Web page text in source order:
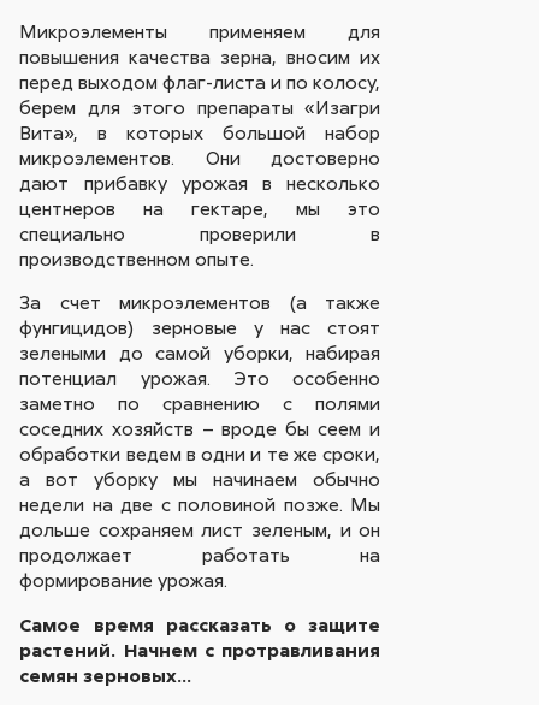
Микроэлементы применяем для
повышения качества зерна, вносим их
перед выходом флаг-листа и по колосу,
берем для этого препараты «Изагри
Вита», в которых большой набор
микроэлементов. Они достоверно
дают прибавку урожая в несколько
центнеров на гектаре, мы это
специально проверили в
производственном опыте.
За счет микроэлементов (а также
фунгицидов) зерновые у нас стоят
зелеными до самой уборки, набирая
потенциал урожая. Это особенно
заметно по сравнению с полями
соседних хозяйств – вроде бы сеем и
обработки ведем в одни и те же сроки,
а вот уборку мы начинаем обычно
недели на две с половиной позже. Мы
дольше сохраняем лист зеленым, и он
продолжает работать на
формирование урожая.
Самое время рассказать о защите
растений. Начнем с протравливания
семян зерновых…